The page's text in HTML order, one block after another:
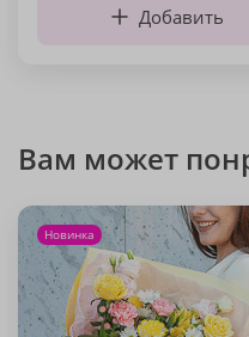
Добавить
Вам может
Новинка